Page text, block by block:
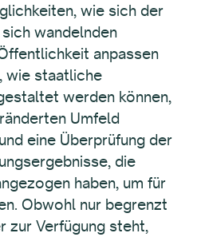
wie sich der
wandelnden
anpassen
wie staatliche
werden können,
Umfeld
eine Überprüfung der
die
haben, um für
Obwohl nur begrenzt
zur Verfügung steht,